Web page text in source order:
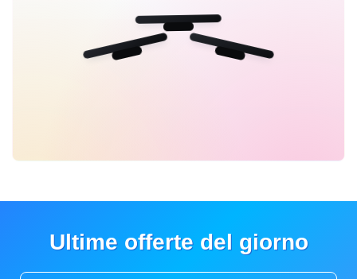
Ultime offerte del giorno